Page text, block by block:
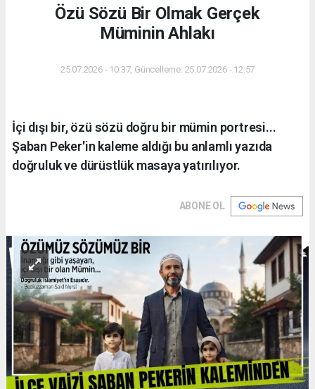
Özü Sözü Bir Olmak Gerçek
Müminin Ahlakı
25.07.2026 - 10:37, Güncelleme: 25.07.2026 - 12:57
İçi dışı bir, özü sözü doğru bir mümin portresi...
Şaban Peker'in kaleme aldığı bu anlamlı yazıda
doğruluk ve dürüstlük masaya yatırılıyor.
ABONE OL